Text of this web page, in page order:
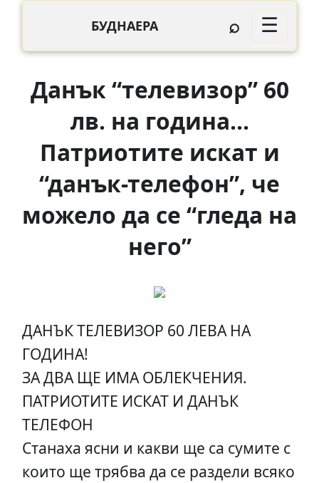
БУДНАЕРА ⌕ ☰
Данък “телевизор” 60
лв. на година…
Патриотите искат и
“данък-телефон”, че
можело да се “гледа на
него”
ДАНЪК ТЕЛЕВИЗОР 60 ЛЕВА НА
ГОДИНА!
ЗА ДВА ЩЕ ИМА ОБЛЕКЧЕНИЯ.
ПАТРИОТИТЕ ИСКАТ И ДАНЪК
ТЕЛЕФОН
Станаха ясни и какви ще са сумите с
които ще трябва да се раздели всяко